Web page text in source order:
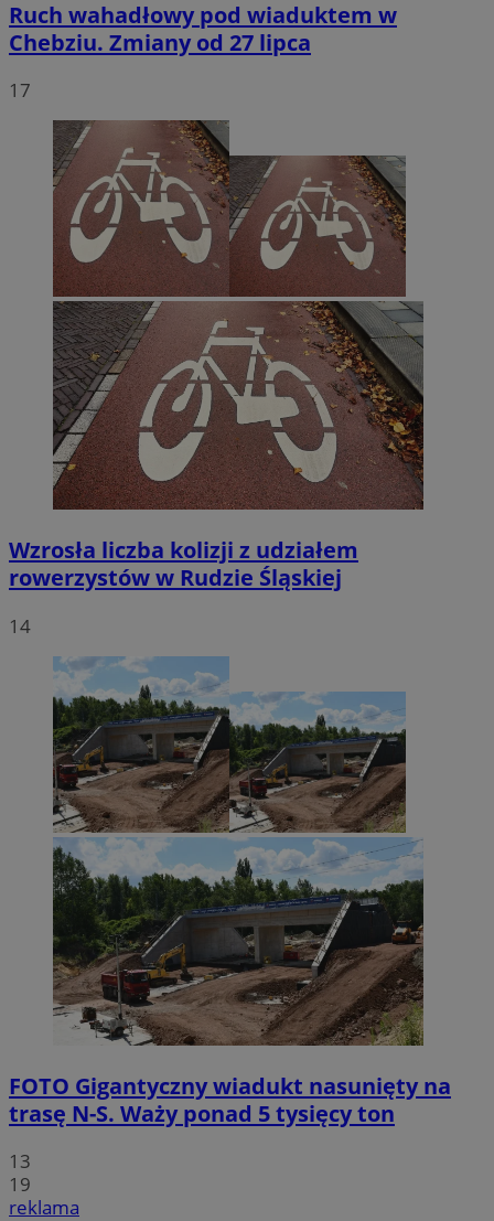
Ruch wahadłowy pod wiaduktem w
Chebziu. Zmiany od 27 lipca
17
Wzrosła liczba kolizji z udziałem
rowerzystów w Rudzie Śląskiej
14
FOTO Gigantyczny wiadukt nasunięty na
trasę N-S. Waży ponad 5 tysięcy ton
13
19
reklama